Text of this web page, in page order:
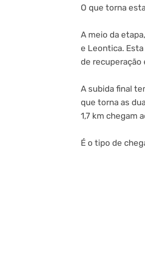
O que torna
A meio da
e Leontica.
de recuperação
A subida final
que torna as
1,7 km chegam
É o tipo de